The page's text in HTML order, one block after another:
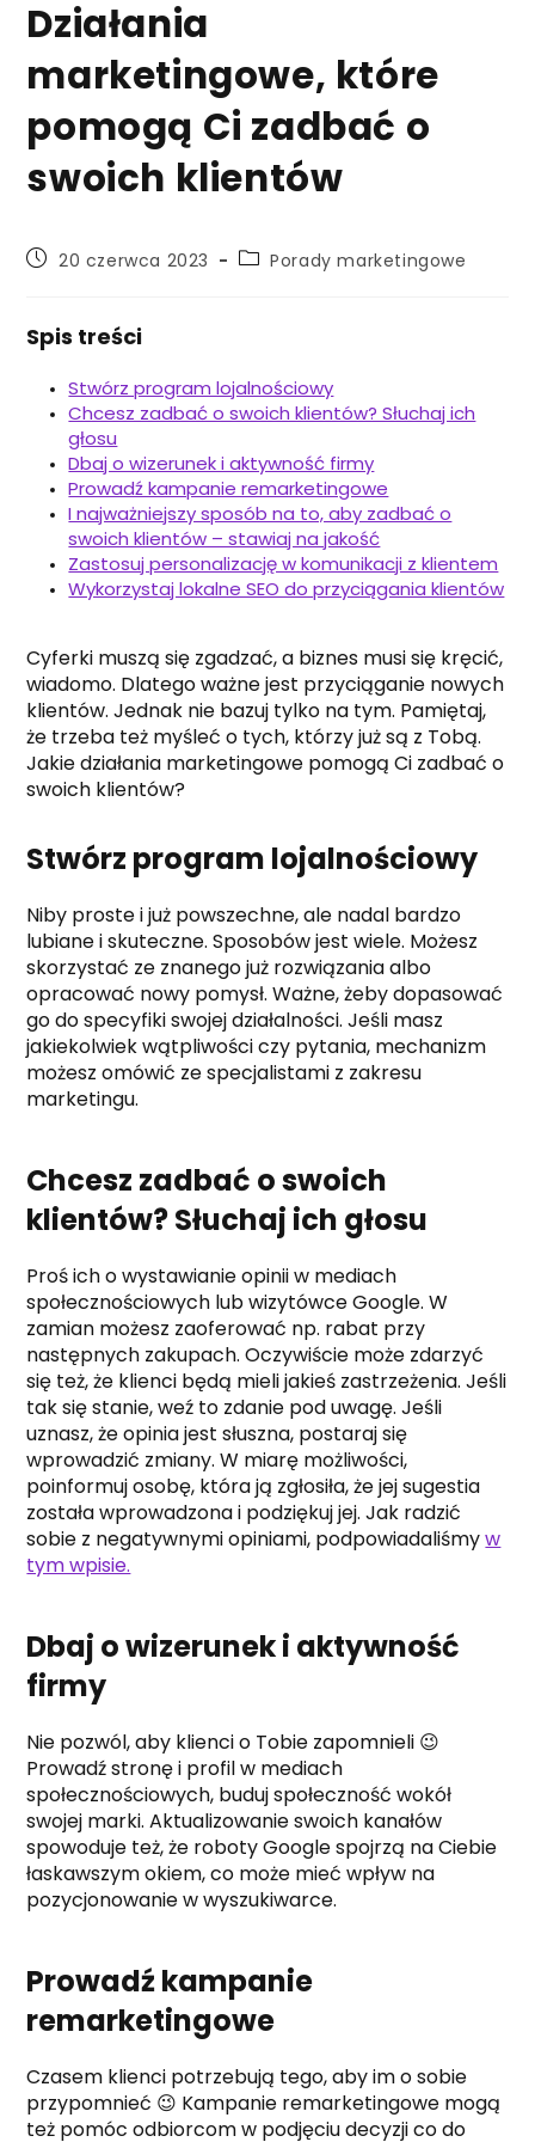
Działania
marketingowe, które
pomogą Ci zadbać o
swoich klientów
Post20 czerwca 2023
PostPorady marketingowe
Spis treści
Stwórz program lojalnościowy
Chcesz zadbać o swoich klientów? Słuchaj ich
głosu
Dbaj o wizerunek i aktywność firmy
Prowadź kampanie remarketingowe
I najważniejszy sposób na to, aby zadbać o
swoich klientów – stawiaj na jakość
Zastosuj personalizację w komunikacji z klientem
Wykorzystaj lokalne SEO do przyciągania klientów
Cyferki muszą się zgadzać, a biznes musi się kręcić,
wiadomo. Dlatego ważne jest przyciąganie nowych
klientów. Jednak nie bazuj tylko na tym. Pamiętaj,
że trzeba też myśleć o tych, którzy już są z Tobą.
Jakie działania marketingowe pomogą Ci zadbać o
swoich klientów?
Stwórz program lojalnościowy
Niby proste i już powszechne, ale nadal bardzo
lubiane i skuteczne. Sposobów jest wiele. Możesz
skorzystać ze znanego już rozwiązania albo
opracować nowy pomysł. Ważne, żeby dopasować
go do specyfiki swojej działalności. Jeśli masz
jakiekolwiek wątpliwości czy pytania, mechanizm
możesz omówić ze specjalistami z zakresu
marketingu.
Chcesz zadbać o swoich
klientów? Słuchaj ich głosu
Proś ich o wystawianie opinii w mediach
społecznościowych lub wizytówce Google. W
zamian możesz zaoferować np. rabat przy
następnych zakupach. Oczywiście może zdarzyć
się też, że klienci będą mieli jakieś zastrzeżenia. Jeśli
tak się stanie, weź to zdanie pod uwagę. Jeśli
uznasz, że opinia jest słuszna, postaraj się
wprowadzić zmiany. W miarę możliwości,
poinformuj osobę, która ją zgłosiła, że jej sugestia
została wprowadzona i podziękuj jej. Jak radzić
sobie z negatywnymi opiniami, podpowiadaliśmyw
tym wpisie.
Dbaj o wizerunek i aktywność
firmy
Nie pozwól, aby klienci o Tobie zapomnieli 😉
Prowadź stronę i profil w mediach
społecznościowych, buduj społeczność wokół
swojej marki. Aktualizowanie swoich kanałów
spowoduje też, że roboty Google spojrzą na Ciebie
łaskawszym okiem, co może mieć wpływ na
pozycjonowanie w wyszukiwarce.
Prowadź kampanie
remarketingowe
Czasem klienci potrzebują tego, aby im o sobie
przypomnieć 😉 Kampanie remarketingowe mogą
też pomóc odbiorcom w podjęciu decyzji co do